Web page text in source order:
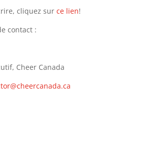
cliquez sur ce lien!
contact :
Cheer Canada